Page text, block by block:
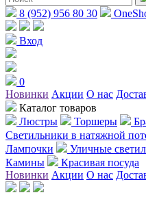
8 (952) 956 80 30
Вход
0
Новинки Акции О нас
Каталог товаров
Люстры
Торшеры
Светильники в натяжной
Лампочки
Уличные
Камины
Красивая посуда
Новинки Акции О нас